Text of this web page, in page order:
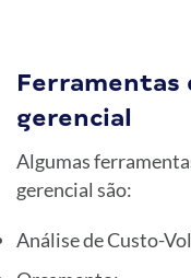
Ferramentas
gerencial
Algumas
gerencial são:
Análise de Custo-